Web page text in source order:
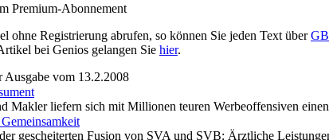
Premium-Abonnement
ohne Registrierung abrufen, so können Sie jeden Text über
bei Genios gelangen Sie hier.
Ausgabe vom 13.2.2008
Makler liefern sich mit Millionen teuren Werbeoffensiven
gescheiterten Fusion von SVA und SVB: Ärztliche